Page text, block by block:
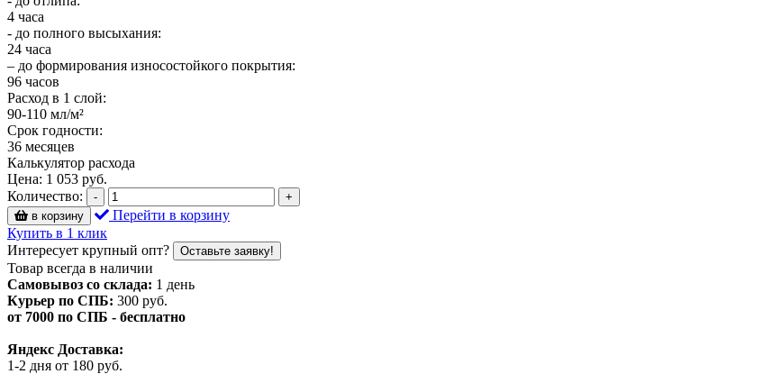
4 часа
- до полного высыхания:
24 часа
– до формирования износостойкого покрытия:
96 часов
Расход в 1 слой:
90-110 мл/м²
Срок годности:
36 месяцев
Калькулятор расхода
Цена: 1 053 руб.
Количество:
-
+
в корзину
Перейти в корзину
Купить в 1 клик
Интересует крупный опт?
Оставьте заявку!
Товар всегда в наличии
Самовывоз со склада: 1 день
Курьер по СПБ: 300 руб.
от 7000 по СПБ - бесплатно
Яндекс Доставка:
1-2 дня от 180 руб.